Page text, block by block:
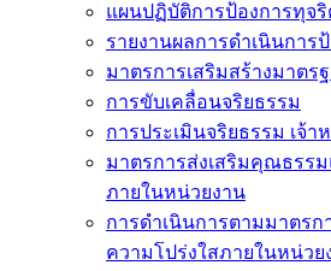
แผนปฏิบัติการป้องการทุจ
รายงานผลการดำเนินการ
มาตรการเสริมสร้างมาตร
การขับเคลื่อนจริยธรรม
การประเมินจริยธรรม เจ้า
มาตรการส่งเสริมคุณธรร
ภายในหน่วยงาน
การดำเนินการตามมาตร
ความโปร่งใสภายในหน่วย